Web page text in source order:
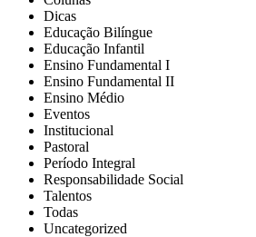
Dicas
Educação Bilíngue
Educação Infantil
Ensino Fundamental I
Ensino Fundamental II
Ensino Médio
Eventos
Institucional
Pastoral
Período Integral
Responsabilidade Social
Talentos
Todas
Uncategorized